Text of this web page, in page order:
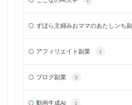
ずぼら主婦みおママのあたしンち
アフィリエイト副業 1
ブログ副業 3
動画生成AI 1